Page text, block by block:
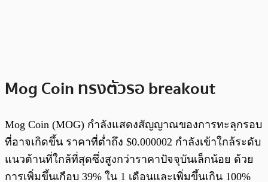
Mog Coin ทรงตัวรอ breakout
Mog Coin (MOG) กำลังแสดงสัญญาณของการทะลุกรอบ
ที่อาจเกิดขึ้น ราคาที่ต่ำถึง $0.000002 กำลังเข้าใกล้ระดับ
แนวต้านที่ใกล้ที่สุดซึ่งสูงกว่าราคาปัจจุบันเล็กน้อย ด้วย
การเพิ่มขึ้นเกือบ 39% ใน 1 เดือนและเพิ่มขึ้นเกิน 100%